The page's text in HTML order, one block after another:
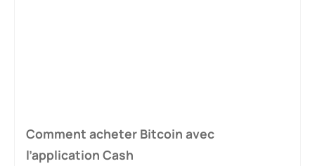
Comment acheter Bitcoin avec
l’application Cash